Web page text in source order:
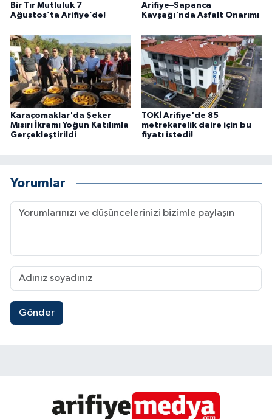
Bir Tır Mutluluk 7
Ağustos’ta Arifiye’de!
Arifiye–Sapanca
Kavşağı'nda Asfalt Onarımı
Karaçomaklar'da Şeker
Mısırı İkramı Yoğun Katılımla
Gerçekleştirildi
TOKİ Arifiye'de 85
metrekarelik daire için bu
fiyatı istedi!
Yorumlar
Gönder